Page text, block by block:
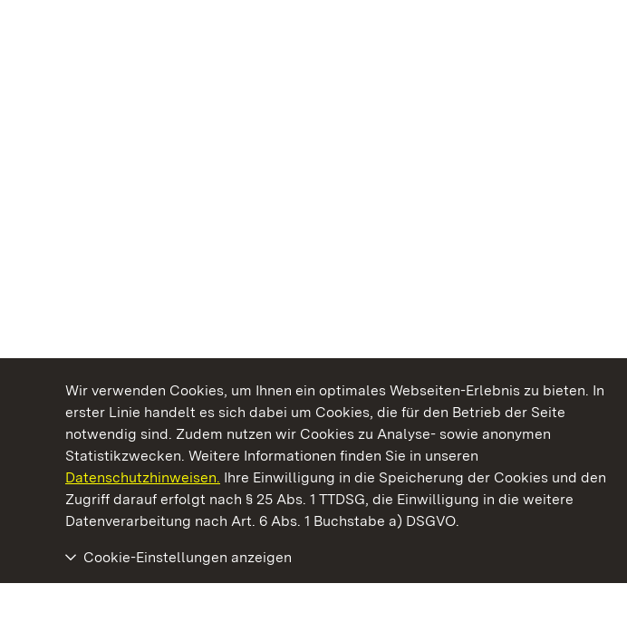
Wir verwenden Cookies, um Ihnen ein optimales Webseiten-Erlebnis zu bieten. In
erster Linie handelt es sich dabei um Cookies, die für den Betrieb der Seite
notwendig sind. Zudem nutzen wir Cookies zu Analyse- sowie anonymen
Statistikzwecken. Weitere Informationen finden Sie in unseren
Datenschutzhinweisen. Ihre Einwilligung in die Speicherung der Cookies und den
Zugriff darauf erfolgt nach § 25 Abs. 1 TTDSG, die Einwilligung in die weitere
Datenverarbeitung nach Art. 6 Abs. 1 Buchstabe a) DSGVO.
Cookie-Einstellungen anzeigen
Kommen. Staunen. Genießen.